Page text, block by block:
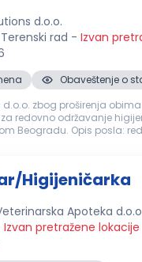
d.o.o.
rad - Izvan
Obaveštenje o
d.o.o. zbog proširenja
redovno održavanje
Opis posla: redovno održavanje
Higijeničarka
Apoteka
Izvan pretražene lokacije